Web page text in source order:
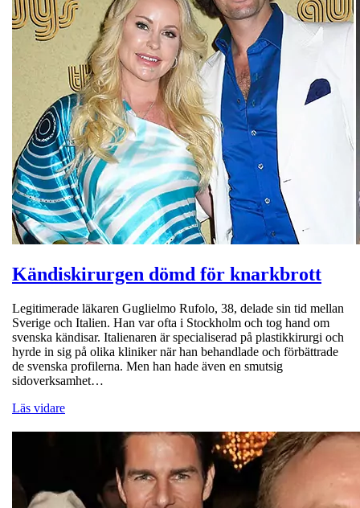
Kändiskirurgen dömd för knarkbrott
Legitimerade läkaren Guglielmo Rufolo, 38, delade sin tid mellan
Sverige och Italien. Han var ofta i Stockholm och tog hand om
svenska kändisar. Italienaren är specialiserad på plastikkirurgi och
hyrde in sig på olika kliniker när han behandlade och förbättrade
de svenska profilerna. Men han hade även en smutsig
sidoverksamhet…
Läs vidare